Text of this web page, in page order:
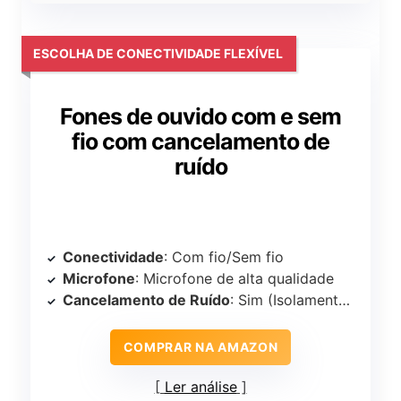
Fones de ouvido com e sem
fio com cancelamento de
ruído
ESCOLHA DE CONECTIVIDADE FLEXÍVEL
Conectividade: Com fio/Sem fio
Microfone: Microfone de alta qualidade
Cancelamento de Ruído: Sim (Isolamento Ativo de Ruído)
COMPRAR NA AMAZON
Ler análise